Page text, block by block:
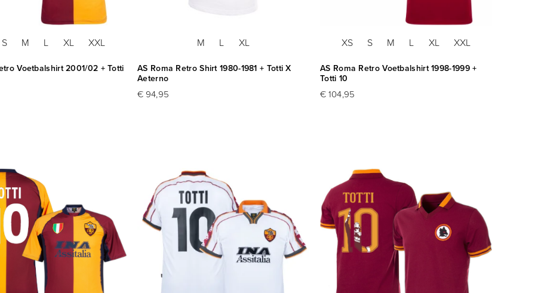
S M L XL XXL
Voetbalshirt 2001/02 + Totti
M L XL
AS Roma Retro Shirt 1980-1981 + Totti X
Aeterno
€ 94,95
XS S M L XL XXL
AS Roma Retro Voetbalshirt 1998-1999 +
Totti 10
€ 104,95